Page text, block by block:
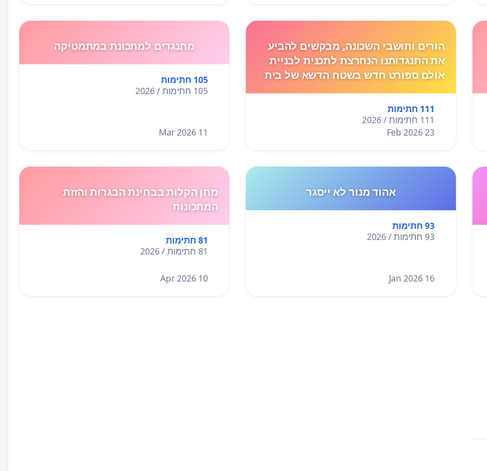
הורים ותושבי השכונה, מבקשים להביע
את התנגדותנו הנחרצת לתכנית לבניית
אולם ספורט חדש בשטח הדשא של בית
111 חתימות
111 חתימות / 2026
23 Feb 2026
מתנגדים למתכונת במתמטיקה
105 חתימות
105 חתימות / 2026
11 Mar 2026
אהוד מנור לא ייסגר
93 חתימות
93 חתימות / 2026
16 Jan 2026
מתן הקלות בבחינת הבגרות והזזת
המתכונות
81 חתימות
81 חתימות / 2026
10 Apr 2026